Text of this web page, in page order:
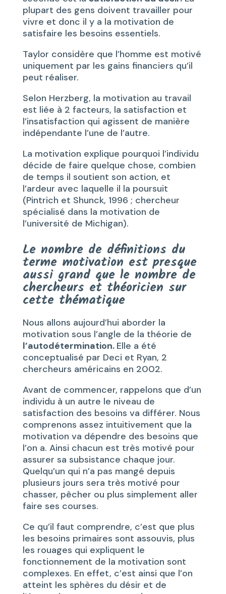
plupart des gens doivent travailler pour
vivre et donc il y a la motivation de
satisfaire les besoins essentiels.
Taylor considère que l’homme est motivé
uniquement par les gains financiers qu’il
peut réaliser.
Selon Herzberg, la motivation au travail
est liée à 2 facteurs, la satisfaction et
l’insatisfaction qui agissent de manière
indépendante l’une de l’autre.
La motivation explique pourquoi l’individu
décide de faire quelque chose, combien
de temps il soutient son action, et
l’ardeur avec laquelle il la poursuit
(Pintrich et Shunck, 1996 ; chercheur
spécialisé dans la motivation de
l’université de Michigan).
Le nombre de définitions du
terme motivation est presque
aussi grand que le nombre de
chercheurs et théoricien sur
cette thématique
Nous allons aujourd’hui aborder la
motivation sous l’angle de la théorie de
l’autodétermination. Elle a été
conceptualisé par Deci et Ryan, 2
chercheurs américains en 2002.
Avant de commencer, rappelons que d’un
individu à un autre le niveau de
satisfaction des besoins va différer. Nous
comprenons assez intuitivement que la
motivation va dépendre des besoins que
l’on a. Ainsi chacun est très motivé pour
assurer sa subsistance chaque jour.
Quelqu’un qui n’a pas mangé depuis
plusieurs jours sera très motivé pour
chasser, pêcher ou plus simplement aller
faire ses courses.
Ce qu’il faut comprendre, c’est que plus
les besoins primaires sont assouvis, plus
les rouages qui expliquent le
fonctionnement de la motivation sont
complexes. En effet, c’est ainsi que l’on
atteint les sphères du désir et de